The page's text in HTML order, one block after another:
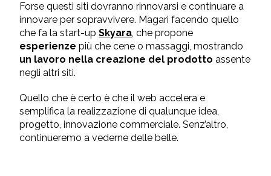
Forse questi siti dovranno rinnovarsi e continuare a
innovare per sopravvivere. Magari facendo quello
che fa la start-upSkyara, che propone
esperienze più che cene o massaggi, mostrando
un lavoro nella creazione del prodotto assente
negli altri siti.
Quello che è certo è che il web accelera e
semplifica la realizzazione di qualunque idea,
progetto, innovazione commerciale. Senz’altro,
continueremo a vederne delle belle.